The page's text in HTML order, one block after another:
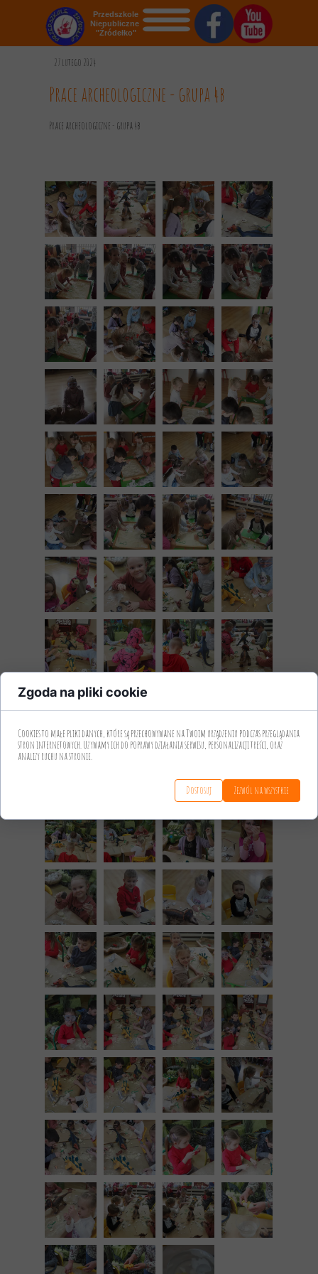
STRONA GŁÓWNA
REKRUTACJA
GALERIA
KONTAKT
DOKUMENTY
Przedszkole
Niepubliczne
"Źródełko"
27 lutego 2024
Prace archeologiczne - grupa 4b
Prace archeologiczne - grupa 4b
Zgoda na pliki cookie
Cookies to małe pliki danych, które są przechowywane na Twoim urządzeniu podczas przeglądania
stron internetowych. Używamy ich do poprawy działania serwisu, personalizacji treści, oraz
analizy ruchu na stronie.
Dostosuj Zezwól na wszystkie